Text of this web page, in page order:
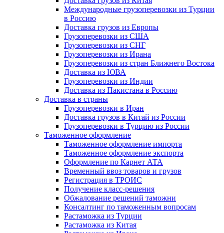
Международные грузоперевозки из Турции
в Россию
Доставка грузов из Европы
Грузоперевозки из США
Грузоперевозки из СНГ
Грузоперевозки из Ирана
Грузоперевозки из стран Ближнего Востока
Доставка из ЮВА
Грузоперевозки из Индии
Доставка из Пакистана в Россию
Доставка в страны
Грузоперевозки в Иран
Доставка грузов в Китай из России
Грузоперевозки в Турцию из России
Таможенное оформление
Таможенное оформление импорта
Таможенное оформление экспорта
Оформление по Карнет АТА
Временный ввоз товаров и грузов
Регистрация в ТРОИС
Получение класс-решения
Обжалование решений таможни
Консалтинг по таможенным вопросам
Растаможка из Турции
Растаможка из Китая